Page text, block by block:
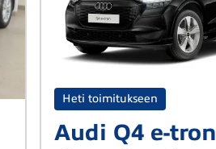
Heti toimitukseen
Audi Q4 e-tron